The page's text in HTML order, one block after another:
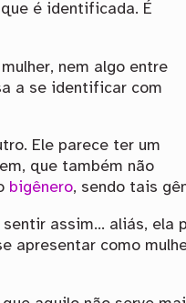
é identificada. É
nem algo entre
a se identificar com
Ele parece ter um
que também não
bigênero, sendo tais
assim… aliás, ela
apresentar como